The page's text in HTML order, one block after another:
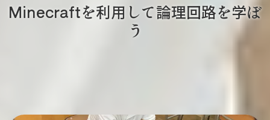
Minecraftを利用して論理回路を学ぼ
う